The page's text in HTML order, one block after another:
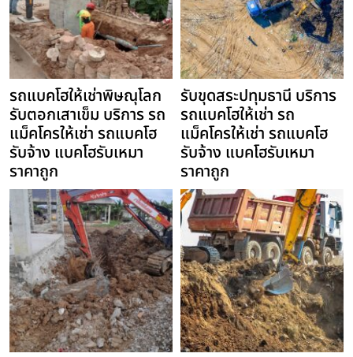
รถแบคโฮให้เช่าพิษณุโลก
รับตอกเสาเข็ม บริการ รถ
แม็คโครให้เช่า รถแบคโฮ
รับจ้าง แบคโฮรับเหมา
ราคาถูก
รับขุดสระปทุมธานี บริการ
รถแบคโฮให้เช่า รถ
แม็คโครให้เช่า รถแบคโฮ
รับจ้าง แบคโฮรับเหมา
ราคาถูก